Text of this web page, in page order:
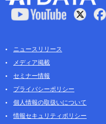
ニュースリリース
メディア掲載
セミナー情報
プライバシーポリシー
個人情報の取扱いについて
情報セキュリティポリシー